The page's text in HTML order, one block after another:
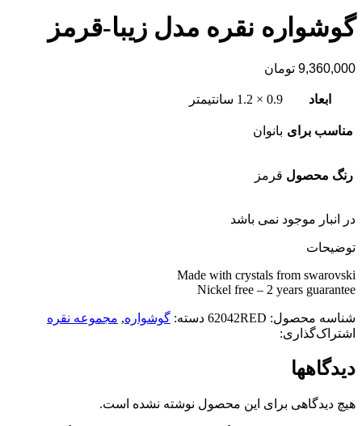
گوشواره نقره مدل زیبا-قرمز
9,360,000 تومان
ابعاد 0.9 × 1.2 سانتیمتر
مناسب برای بانوان
رنگ محصول قرمز
در انبار موجود نمی باشد
توضیحات
Made with crystals from swarovski
Nickel free – 2 years guarantee
شناسه محصول: 62042RED دسته: گوشواره, مجموعه نقره
اشتراک‌گذاری:
دیدگاهها
هیچ دیدگاهی برای این محصول نوشته نشده است.